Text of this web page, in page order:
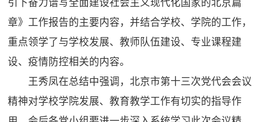
引下奋力谱写全面建设社会主义现代化国家的北京篇
章》工作报告的主要内容，并结合学校、学院的工作，
重点领学了与学校发展、教师队伍建设、专业课程建
设、疫情防控相关的内容。
王秀凤在总结中强调，北京市第十三次党代会会议
精神对学校学院发展、教育教学工作有切实的指导作